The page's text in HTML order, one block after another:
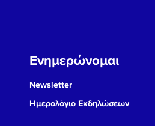
Ενημερώνομαι
Newsletter
Ημερολόγιο Εκδηλώσεων